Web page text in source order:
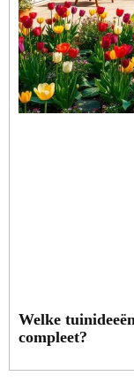
Welke
compleet?